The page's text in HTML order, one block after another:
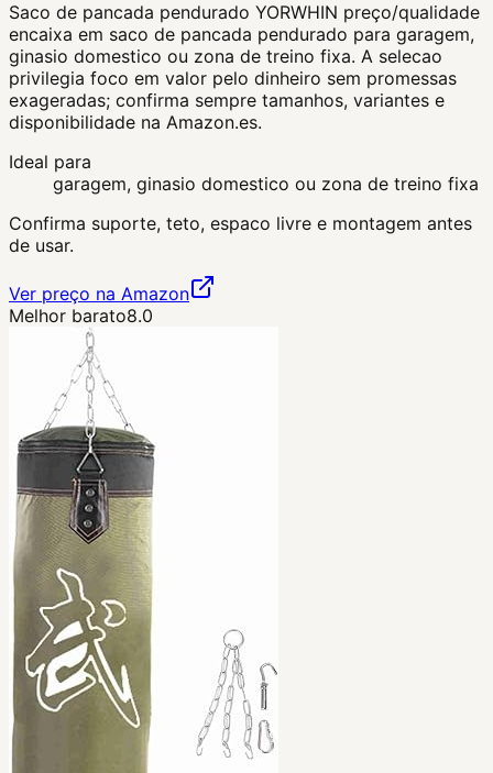
Saco de pancada pendurado YORWHIN preço/qualidade
encaixa em saco de pancada pendurado para garagem,
ginasio domestico ou zona de treino fixa. A selecao
privilegia foco em valor pelo dinheiro sem promessas
exageradas; confirma sempre tamanhos, variantes e
disponibilidade na Amazon.es.
Ideal para
garagem, ginasio domestico ou zona de treino fixa
Confirma suporte, teto, espaco livre e montagem antes
de usar.
Ver preço na Amazon
Melhor barato8.0